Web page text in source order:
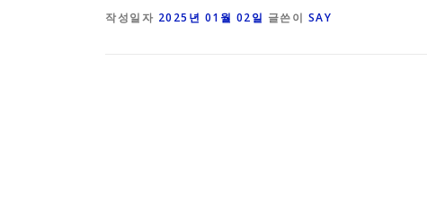
작성일자 2025년 01월 02일 글쓴이 SAY